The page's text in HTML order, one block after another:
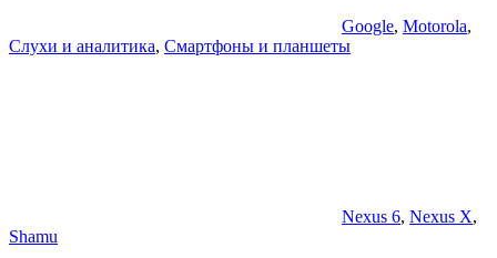
Google, Motorola,
Слухи и аналитика, Смартфоны и планшеты
Nexus 6, Nexus X,
Shamu